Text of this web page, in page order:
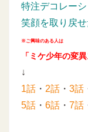
特注デコレー
笑顔を取り戻
※ご興味のある人は
「ミケ少年の変
↓
1話 ・ 2話 ・ 3話
5話 ・ 6話 ・ 7話